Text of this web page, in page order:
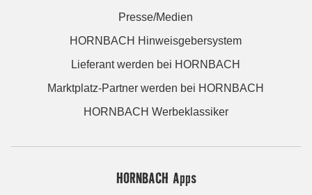
Presse/Medien
HORNBACH Hinweisgebersystem
Lieferant werden bei HORNBACH
Marktplatz-Partner werden bei HORNBACH
HORNBACH Werbeklassiker
HORNBACH Apps